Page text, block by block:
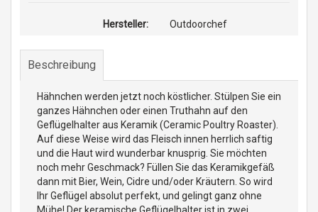
Hersteller: Outdoorchef
Beschreibung
Hähnchen werden jetzt noch köstlicher. Stülpen Sie ein
ganzes Hähnchen oder einen Truthahn auf den
Geflügelhalter aus Keramik (Ceramic Poultry Roaster).
Auf diese Weise wird das Fleisch innen herrlich saftig
und die Haut wird wunderbar knusprig. Sie möchten
noch mehr Geschmack? Füllen Sie das Keramikgefäß
dann mit Bier, Wein, Cidre und/oder Kräutern. So wird
Ihr Geflügel absolut perfekt, und gelingt ganz ohne